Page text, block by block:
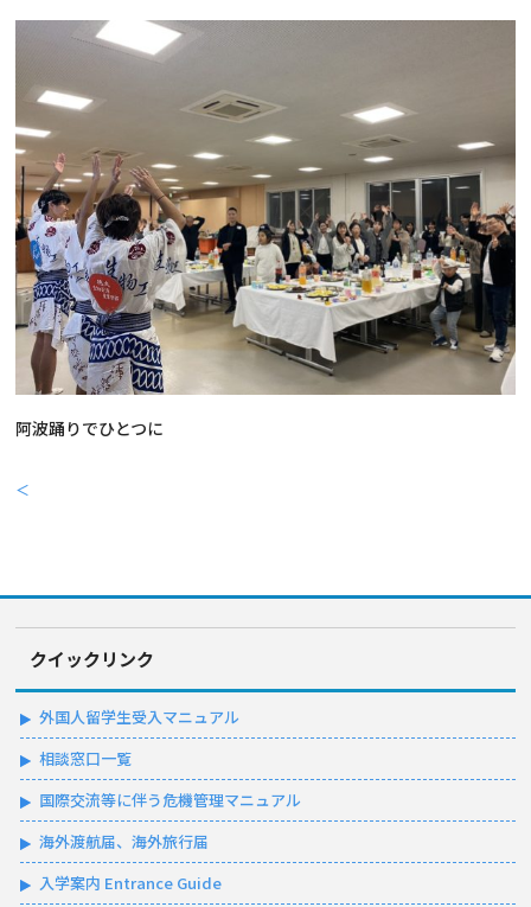
阿波踊りでひとつに
＜
クイックリンク
外国人留学生受入マニュアル
相談窓口一覧
国際交流等に伴う危機管理マニュアル
海外渡航届、海外旅行届
入学案内 Entrance Guide